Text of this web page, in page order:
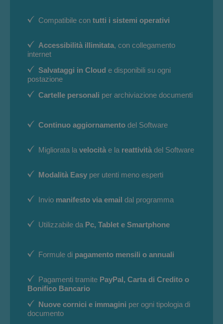
Compatibile contutti i sistemi operativi
Accessibilità illimitata, con collegamento
internet
Salvataggi in Cloud e disponibili su ogni
postazione
Cartelle personali per archiviazione documenti
Continuo aggiornamento del Software
Migliorata lavelocità e la reattività del Software
Modalità Easy per utenti meno esperti
Invio manifesto via email dal programma
Utilizzabile da Pc, Tablet e Smartphone
Formule di pagamento mensili o annuali
Pagamenti tramite PayPal, Carta di Credito o
Bonifico Bancario
Nuove cornici e immagini per ogni tipologia di
documento